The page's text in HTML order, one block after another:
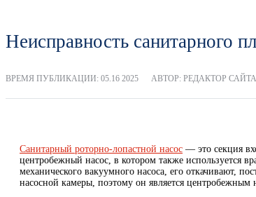
Неисправность санитарного
ВРЕМЯ ПУБЛИКАЦИИ: 05.16 2025 АВТОР: РЕДАКТОР САЙТА
Санитарный роторно-лопастной насос — это секция
центробежный насос, в котором также используется
механического вакуумного насоса, его откачивают,
насосной камеры, поэтому он является